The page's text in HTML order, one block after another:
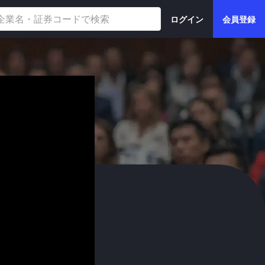
ログイン 会員登録